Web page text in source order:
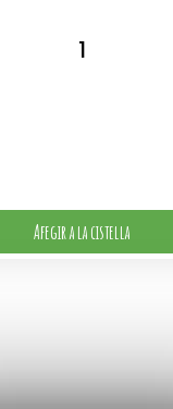
Afegir a la cistella